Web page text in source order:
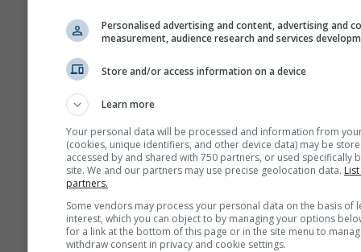
Personalised advertising and content, advertising and
measurement, audience research and services
Store and/or access information on a device
Learn more
Your personal data will be processed and information from
(cookies, unique identifiers, and other device data) may be
accessed by and shared with 750 partners, or used specifically
site. We and our partners may use precise geolocation data.
partners.
Some vendors may process your personal data on the basis of
interest, which you can object to by managing your options
for a link at the bottom of this page or in the site menu to
withdraw consent in privacy and cookie settings.